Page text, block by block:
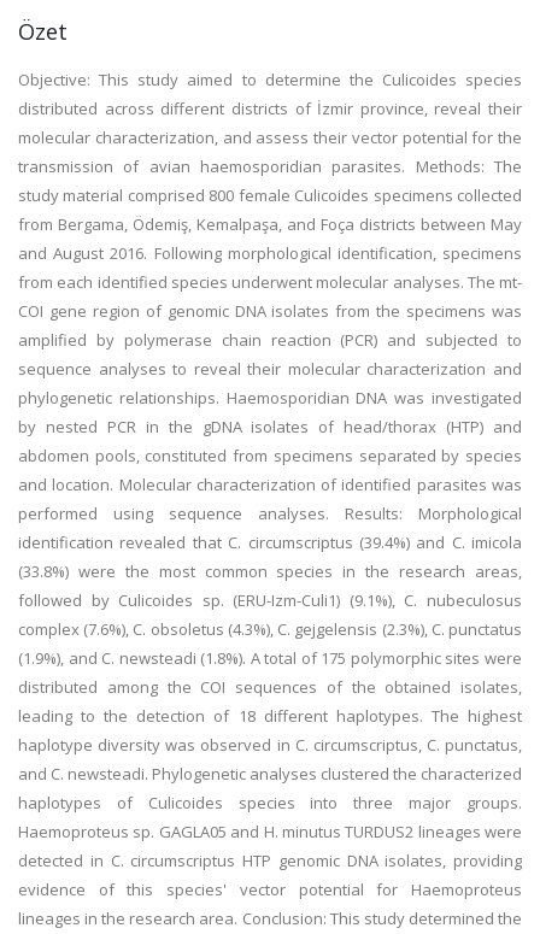
Özet
Objective: This study aimed to determine the Culicoides species
distributed across different districts of İzmir province, reveal their
molecular characterization, and assess their vector potential for the
transmission of avian haemosporidian parasites. Methods: The
study material comprised 800 female Culicoides specimens collected
from Bergama, Ödemiş, Kemalpaşa, and Foça districts between May
and August 2016. Following morphological identification, specimens
from each identified species underwent molecular analyses. The mt-
COI gene region of genomic DNA isolates from the specimens was
amplified by polymerase chain reaction (PCR) and subjected to
sequence analyses to reveal their molecular characterization and
phylogenetic relationships. Haemosporidian DNA was investigated
by nested PCR in the gDNA isolates of head/thorax (HTP) and
abdomen pools, constituted from specimens separated by species
and location. Molecular characterization of identified parasites was
performed using sequence analyses. Results: Morphological
identification revealed that C. circumscriptus (39.4%) and C. imicola
(33.8%) were the most common species in the research areas,
followed by Culicoides sp. (ERU-Izm-Culi1) (9.1%), C. nubeculosus
complex (7.6%), C. obsoletus (4.3%), C. gejgelensis (2.3%), C. punctatus
(1.9%), and C. newsteadi (1.8%). A total of 175 polymorphic sites were
distributed among the COI sequences of the obtained isolates,
leading to the detection of 18 different haplotypes. The highest
haplotype diversity was observed in C. circumscriptus, C. punctatus,
and C. newsteadi. Phylogenetic analyses clustered the characterized
haplotypes of Culicoides species into three major groups.
Haemoproteus sp. GAGLA05 and H. minutus TURDUS2 lineages were
detected in C. circumscriptus HTP genomic DNA isolates, providing
evidence of this species' vector potential for Haemoproteus
lineages in the research area. Conclusion: This study determined the